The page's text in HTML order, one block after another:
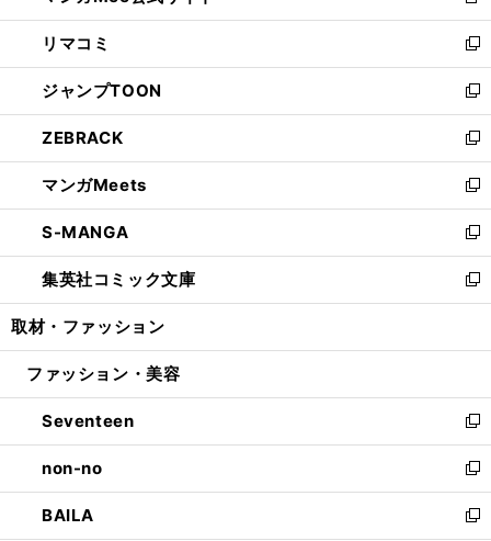
ウ
で
開
く
ン
ド
ウ
で
開
く
ウ
ィ
ン
ド
ウ
で
開
く
し
い
ウ
ィ
ン
ド
ウ
で
開
く
リマコミ
新
し
い
ウ
ィ
ン
ド
ウ
で
開
く
ジャンプTOON
新
し
い
ウ
ィ
ン
ド
ウ
で
開
ZEBRACK
新
し
い
ウ
ィ
ン
ド
ウ
開
マンガMeets
新
し
い
ウ
ィ
ン
ウ
開
く
S-MANGA
新
し
い
ウ
ン
ウ
で
開
く
集英社コミック文庫
新
し
ウ
ン
ド
ウ
で
開
く
取材・ファッション
ファッション・美容
Seventeen
新
し
い
ウ
ィ
non-no
新
し
い
BAILA
新